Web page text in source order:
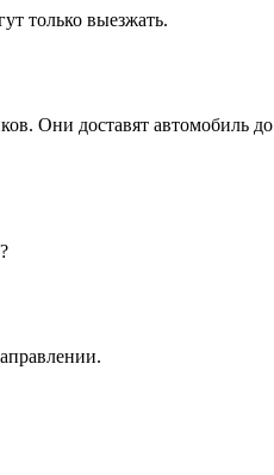
только выезжать.
Они доставят автомобиль